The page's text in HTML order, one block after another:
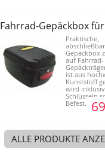
Fahrrad-Gepäckbox für
Praktische,
Gepäckbox
auf Fahrrad-
ist aus
Kunststoff
wird
Schlüsseln
Befest...
ALLE PRODUKTE